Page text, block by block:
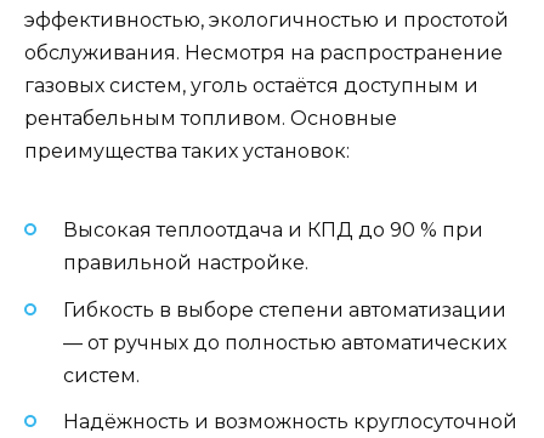
эффективностью, экологичностью и простотой
обслуживания. Несмотря на распространение
газовых систем, уголь остаётся доступным и
рентабельным топливом. Основные
преимущества таких установок:
Высокая теплоотдача и КПД до 90 % при
правильной настройке.
Гибкость в выборе степени автоматизации
— от ручных до полностью автоматических
систем.
Надёжность и возможность круглосуточной